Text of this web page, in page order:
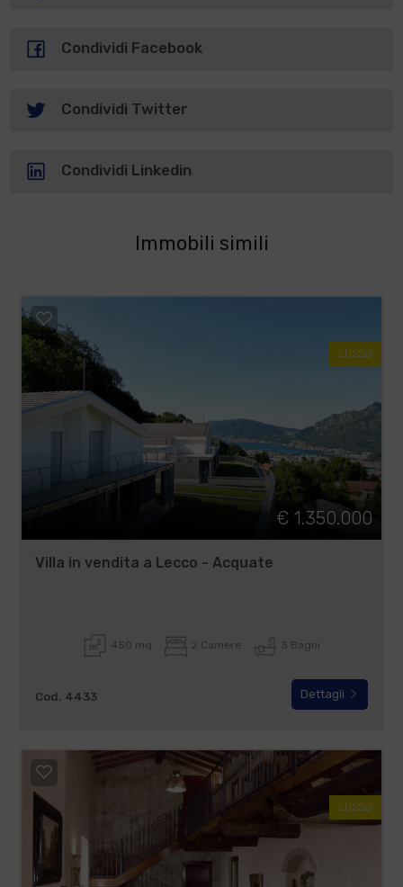
Condividi Facebook
Condividi Twitter
Condividi Linkedin
Immobili simili
LUSSO
€ 1.350.000
Villa in vendita a Lecco - Acquate
450 mq 2 Camere 3 Bagni
Cod. 4433 Dettagli
LUSSO